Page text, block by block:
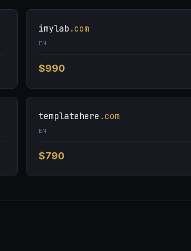
imylab .com
EN
$990
templatehere .com
EN
$790